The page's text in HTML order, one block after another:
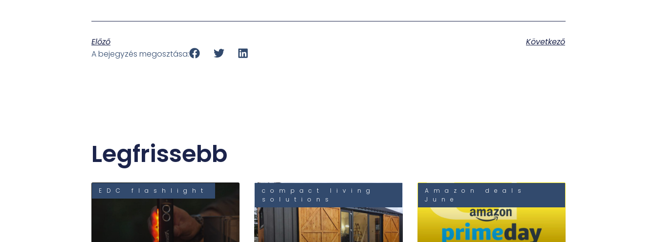
Előző
Következő
A bejegyzés megosztása:
Legfrissebb
EDC flashlight
compact living
solutions
Amazon deals
June